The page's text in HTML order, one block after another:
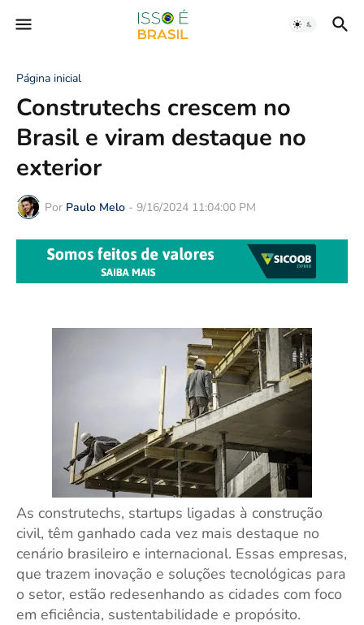
Página inicial
Construtechs crescem no
Brasil e viram destaque no
exterior
Por Paulo Melo - 9/16/2024 11:04:00 PM
As construtechs, startups ligadas à construção
civil, têm ganhado cada vez mais destaque no
cenário brasileiro e internacional. Essas empresas,
que trazem inovação e soluções tecnológicas para
o setor, estão redesenhando as cidades com foco
em eficiência, sustentabilidade e propósito.